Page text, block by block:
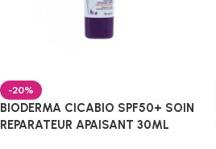
-20%
BIODERMA CICABIO SPF50+ SOIN
REPARATEUR APAISANT 30ML